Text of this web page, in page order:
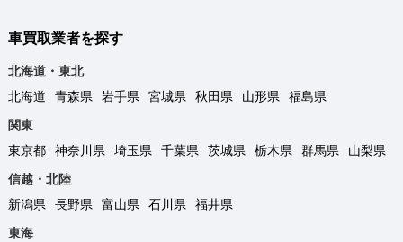
車買取業者を探す
北海道・東北
北海道
青森県 岩手県 宮城県 秋田県 山形県
福島県
関東
東京都
神奈川県 埼玉県 千葉県 茨城県 栃木県 群馬県
山梨県
信越・北陸
新潟県
長野県 富山県 石川県
福井県
東海